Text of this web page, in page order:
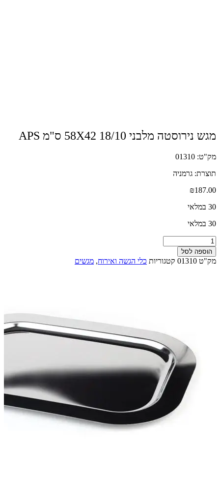
מגש נירוסטה מלבני 18/10 58X42 ס"מ APS
מק"ט: 01310
תוצרת: גרמניה
₪187.00
30 במלאי
30 במלאי
כמות
של
מגש
נירוסטה
הוספה לסל
מק"ט 01310 קטגוריות כלי הגשה ואירוח, מגשים